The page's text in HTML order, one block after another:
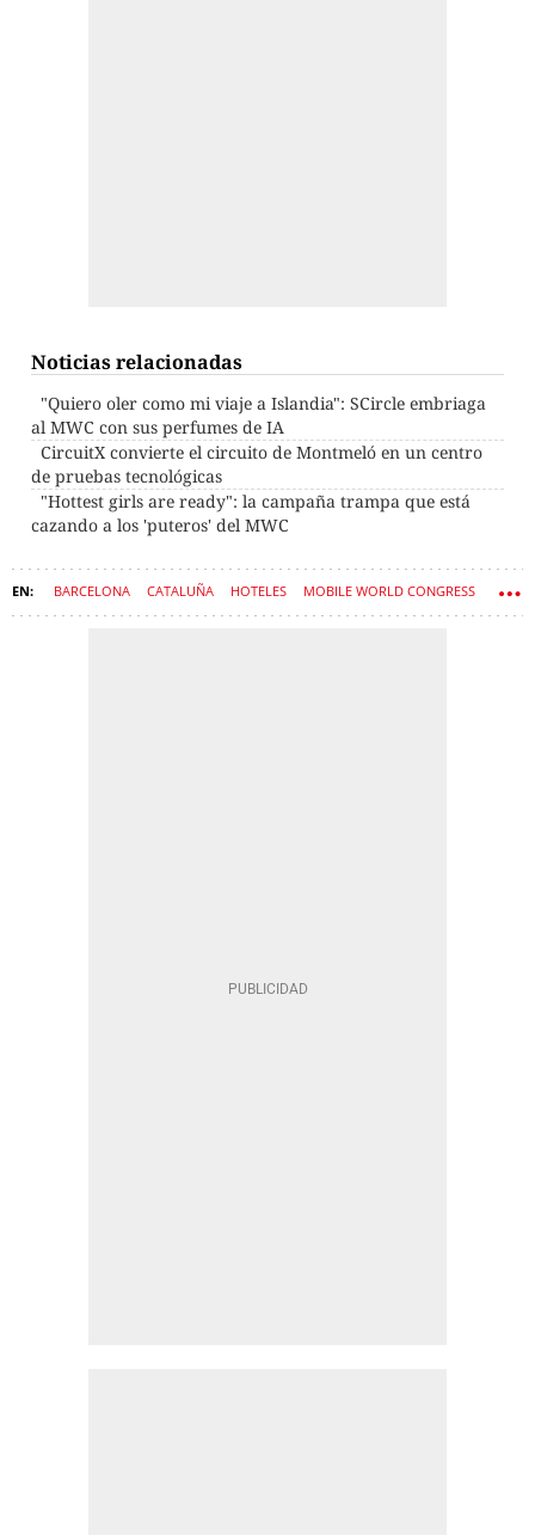
Noticias relacionadas
"Quiero oler como mi viaje a Islandia": SCircle embriaga
al MWC con sus perfumes de IA
CircuitX convierte el circuito de Montmeló en un centro
de pruebas tecnológicas
"Hottest girls are ready": la campaña trampa que está
cazando a los 'puteros' del MWC
BARCELONA CATALUÑA HOTELES MOBILE WORLD CONGRESS